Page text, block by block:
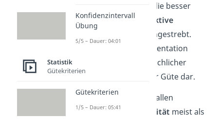
Alternative zumindest die besser
erreichbareintersubjektive
angestrebt.
Hier stellt durch Argumentation
erzielter zwischenmenschlicher
Konsens ein Zeichen für Güte dar.
Auch deshalb wird von allen
Gütekriterien Objektivität meist als
Konfidenzintervall
Übung
5/5 – Dauer: 04:01
Statistik
Gütekriterien
Gütekriterien
1/5 – Dauer: 05:41